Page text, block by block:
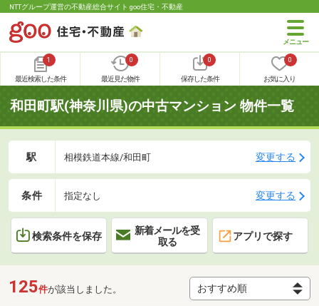
NTTグループ運営の不動産総合サイト goo住宅・不動産
1
最近検索した条件
0
最近見た物件
0
保存した条件
0
お気に入り
和田町駅(神奈川県)の中古マンション 物件一覧
駅 相模鉄道本線/和田町 変更する
条件 指定なし 変更する
検索条件を保存
新着メールを受
取る
アプリで探す
125件が該当しました。